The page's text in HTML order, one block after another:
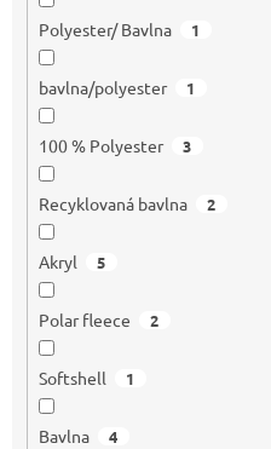
Polyester/ Bavlna 1
bavlna/polyester 1
100 % Polyester 3
Recyklovaná bavlna 2
Akryl 5
Polar fleece 2
Softshell 1
Bavlna 4